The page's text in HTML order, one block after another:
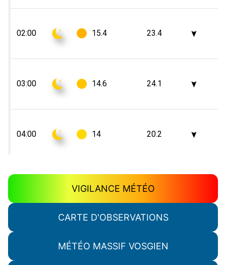
VIGILANCE MÉTÉO
CARTE D'OBSERVATIONS
MÉTÉO MASSIF VOSGIEN